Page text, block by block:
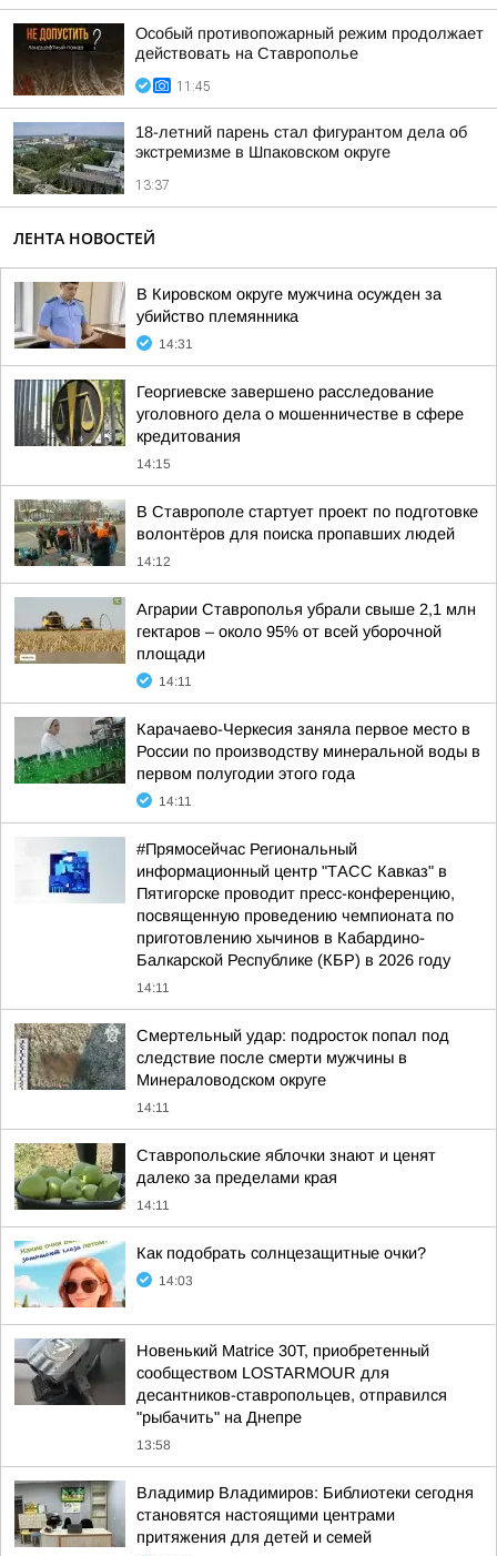
Особый противопожарный режим продолжает
действовать на Ставрополье
11:45
18-летний парень стал фигурантом дела об
экстремизме в Шпаковском округе
13:37
ЛЕНТА НОВОСТЕЙ
В Кировском округе мужчина осужден за
убийство племянника
14:31
Георгиевске завершено расследование
уголовного дела о мошенничестве в сфере
кредитования
14:15
В Ставрополе стартует проект по подготовке
волонтёров для поиска пропавших людей
14:12
Аграрии Ставрополья убрали свыше 2,1 млн
гектаров – около 95% от всей уборочной
площади
14:11
Карачаево-Черкесия заняла первое место в
России по производству минеральной воды в
первом полугодии этого года
14:11
#Прямосейчас Региональный
информационный центр "ТАСС Кавказ" в
Пятигорске проводит пресс-конференцию,
посвященную проведению чемпионата по
приготовлению хычинов в Кабардино-
Балкарской Республике (КБР) в 2026 году
14:11
Смертельный удар: подросток попал под
следствие после смерти мужчины в
Минераловодском округе
14:11
Ставропольские яблочки знают и ценят
далеко за пределами края
14:11
Как подобрать солнцезащитные очки?
14:03
Новенький Matrice 30T, приобретенный
сообществом LOSTARMOUR для
десантников-ставропольцев, отправился
"рыбачить" на Днепре
13:58
Владимир Владимиров: Библиотеки сегодня
становятся настоящими центрами
притяжения для детей и семей